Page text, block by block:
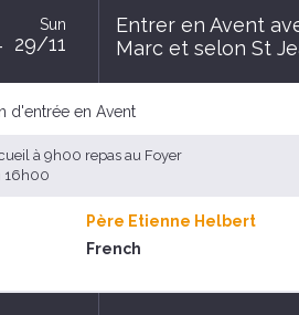
Sun
29/11
Entrer en Avent
Marc et selon St
d'entrée en Avent
à 9h00 repas au Foyer
16h00
Père Etienne Helbert
French